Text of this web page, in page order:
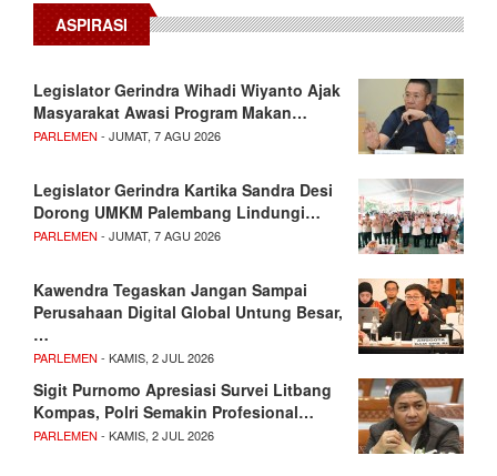
ASPIRASI
Legislator Gerindra Wihadi Wiyanto Ajak
Masyarakat Awasi Program Makan…
PARLEMEN - JUMAT, 7 AGU 2026
Legislator Gerindra Kartika Sandra Desi
Dorong UMKM Palembang Lindungi…
PARLEMEN - JUMAT, 7 AGU 2026
Kawendra Tegaskan Jangan Sampai
Perusahaan Digital Global Untung Besar,
…
PARLEMEN - KAMIS, 2 JUL 2026
Sigit Purnomo Apresiasi Survei Litbang
Kompas, Polri Semakin Profesional…
PARLEMEN - KAMIS, 2 JUL 2026